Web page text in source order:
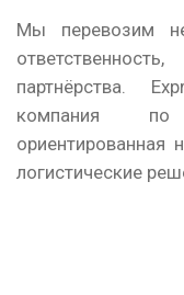
Мы перевозим
партнёрства.
компания по
логистические